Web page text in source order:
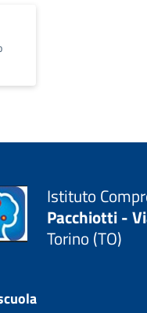
Istituto
Pacchiotti -
Torino (TO)